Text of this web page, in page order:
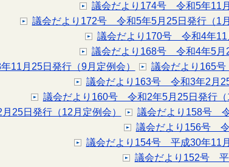
議会だより174号 令和5年11
議会だより172号 令和5年5月25日発行（1
議会だより170号 令和4年11
議会だより168号 令和4年5月
11月25日発行（9月定例会）
議会だより165
議会だより163号 令和3年2月
議会だより160号 令和2年5月25日発行（
25日発行（12月定例会）
議会だより158号 令
議会だより156号 令
議会だより154号 平成30年11
議会だより152号 平